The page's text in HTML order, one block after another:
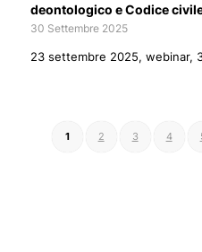
deontologico e Codice
30 Settembre 2025
23 settembre 2025, webinar,
1 2 3 4